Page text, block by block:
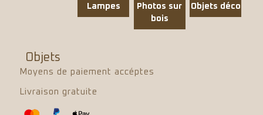
Lampes
Photos sur
bois
Objets déco
Objets
Moyens de paiement accéptes
Livraison gratuite